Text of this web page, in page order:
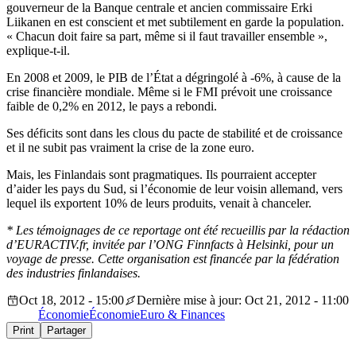
gouverneur de la Banque centrale et ancien commissaire Erki
Liikanen en est conscient et met subtilement en garde la population.
« Chacun doit faire sa part, même si il faut travailler ensemble »,
explique-t-il.
En 2008 et 2009, le PIB de l’État a dégringolé à -6%, à cause de la
crise financière mondiale. Même si le FMI prévoit une croissance
faible de 0,2% en 2012, le pays a rebondi.
Ses déficits sont dans les clous du pacte de stabilité et de croissance
et il ne subit pas vraiment la crise de la zone euro.
Mais, les Finlandais sont pragmatiques. Ils pourraient accepter
d’aider les pays du Sud, si l’économie de leur voisin allemand, vers
lequel ils exportent 10% de leurs produits, venait à chanceler.
* Les témoignages de ce reportage ont été recueillis par la rédaction
d’EURACTIV.fr, invitée par l’ONG Finnfacts à Helsinki, pour un
voyage de presse. Cette organisation est financée par la fédération
des industries finlandaises.
Oct 18, 2012 - 15:00
Dernière mise à jour: Oct 21, 2012 - 11:00
ÉconomieÉconomieEuro & Finances
Print Partager